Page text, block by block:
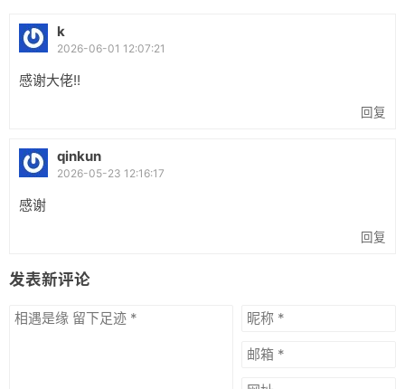
k
2026-06-01 12:07:21
感谢大佬!!
回复
qinkun
2026-05-23 12:16:17
感谢
回复
发表新评论